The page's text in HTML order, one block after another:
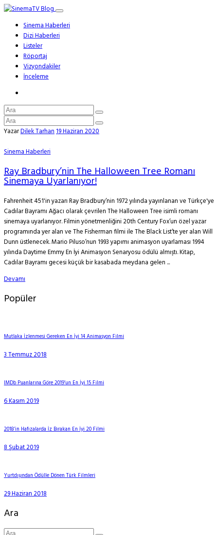
Sinema Haberleri
Dizi Haberleri
Listeler
Röportaj
Vizyondakiler
İnceleme
YazarDilek Tarhan19 Haziran 2020
Sinema Haberleri
Ray Bradbury’nin The Halloween Tree Romanı
Sinemaya Uyarlanıyor!
Fahrenheit 451'in yazarı Ray Bradbury’nin 1972 yılında yayınlanan ve Türkçe'ye
Cadılar Bayramı Ağacı olarak çevrilen The Halloween Tree isimli romanı
sinemaya uyarlanıyor. Filmin yönetmenliğini 20th Century Fox’un özel yazar
programında yer alan ve The Fisherman filmi ile The Black List’te yer alan Will
Dunn üstlenecek. Mario Piluso’nun 1993 yapımı animasyon uyarlaması 1994
yılında Daytime Emmy En İyi Animasyon Senaryosu ödülü almıştı. Kitap,
Cadılar Bayramı gecesi küçük bir kasabada meydana gelen ...
Devamı
Popüler
Mutlaka İzlenmesi Gereken En İyi 14 Animasyon Filmi
3 Temmuz 2018
IMDb Puanlarına Göre 2019’un En İyi 15 Filmi
6 Kasım 2019
2018’in Hafızalarda İz Bırakan En İyi 20 Filmi
8 Şubat 2019
Yurtdışından Ödülle Dönen Türk Filmleri
29 Haziran 2018
Ara